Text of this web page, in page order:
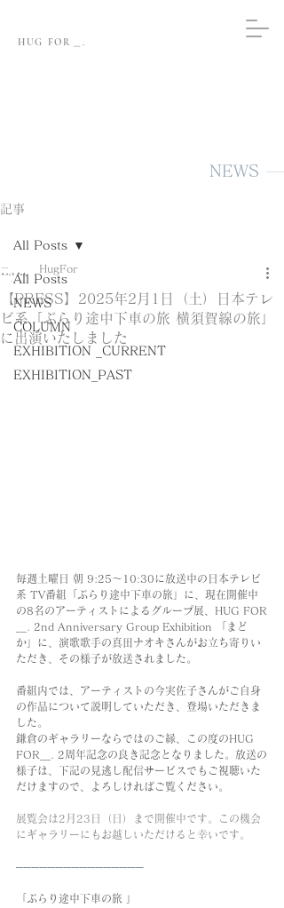
HUG FOR＿.
NEWS
記事
All Posts
NEWS
COLUMN
EXHIBITION _CURRENT
EXHIBITION_PAST
All Posts
【PRESS】2025年2月1日（土）日本テレ
ビ系「ぶらり途中下車の旅 横須賀線の旅」
に出演いたしました
HugFor
毎週土曜日 朝 9:25〜10:30に放送中の日本テレビ
系 TV番組「ぶらり途中下車の旅」に、現在開催中
の8名のアーティストによるグループ展、HUG FOR
＿. 2nd Anniversary Group Exhibition 「まど
か」に、演歌歌手の真田ナオキさんがお立ち寄りい
ただき、その様子が放送されました。
番組内では、アーティストの今実佐子さんがご自身
の作品について説明していただき、登場いただきま
した。
鎌倉のギャラリーならではのご縁、この度のHUG
FOR＿. 2周年記念の良き記念となりました。放送の
様子は、下記の見逃し配信サービスでもご視聴いた
だけますので、よろしければご覧ください。
展覧会は2月23日（日）まで開催中です。この機会
にギャラリーにもお越しいただけると幸いです。
────────────────
「ぶらり途中下車の旅 」